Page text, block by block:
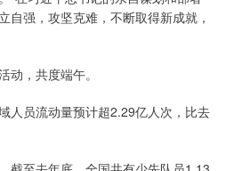
自强，攻坚克难，不断取得新成就，
，共度端午。
员流动量预计超2.29亿人次，比去